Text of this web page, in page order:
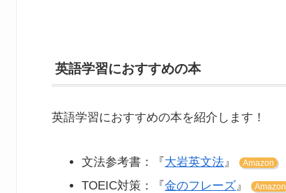
英語学習におすすめの本
英語学習におすすめの本を紹介します！
文法参考書：『 大岩英文法』 Amazon
TOEIC対策：『金のフレーズ 』 Amazon